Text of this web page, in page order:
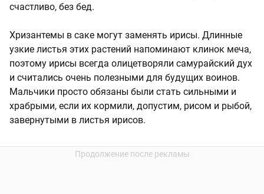
счастливо, без бед.
Хризантемы в саке могут заменять ирисы. Длинные
узкие листья этих растений напоминают клинок меча,
поэтому ирисы всегда олицетворяли самурайский дух
и считались очень полезными для будущих воинов.
Мальчики просто обязаны были стать сильными и
храбрыми, если их кормили, допустим, рисом и рыбой,
завернутыми в листья ирисов.